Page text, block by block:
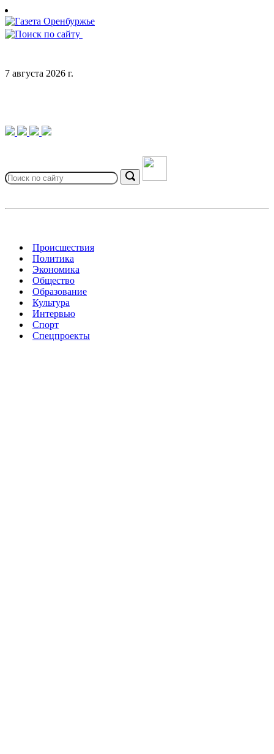
Skip
to
content
7 августа 2026 г.
for:
Search
Происшествия
Политика
Экономика
Общество
Образование
Культура
Интервью
Спорт
Спецпроекты